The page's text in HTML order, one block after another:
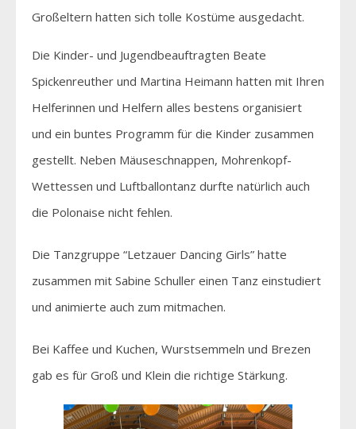
Großeltern hatten sich tolle Kostüme ausgedacht.
Die Kinder- und Jugendbeauftragten Beate
Spickenreuther und Martina Heimann hatten mit Ihren
Helferinnen und Helfern alles bestens organisiert
und ein buntes Programm für die Kinder zusammen
gestellt. Neben Mäuseschnappen, Mohrenkopf-
Wettessen und Luftballontanz durfte natürlich auch
die Polonaise nicht fehlen.
Die Tanzgruppe “Letzauer Dancing Girls” hatte
zusammen mit Sabine Schuller einen Tanz einstudiert
und animierte auch zum mitmachen.
Bei Kaffee und Kuchen, Wurstsemmeln und Brezen
gab es für Groß und Klein die richtige Stärkung.